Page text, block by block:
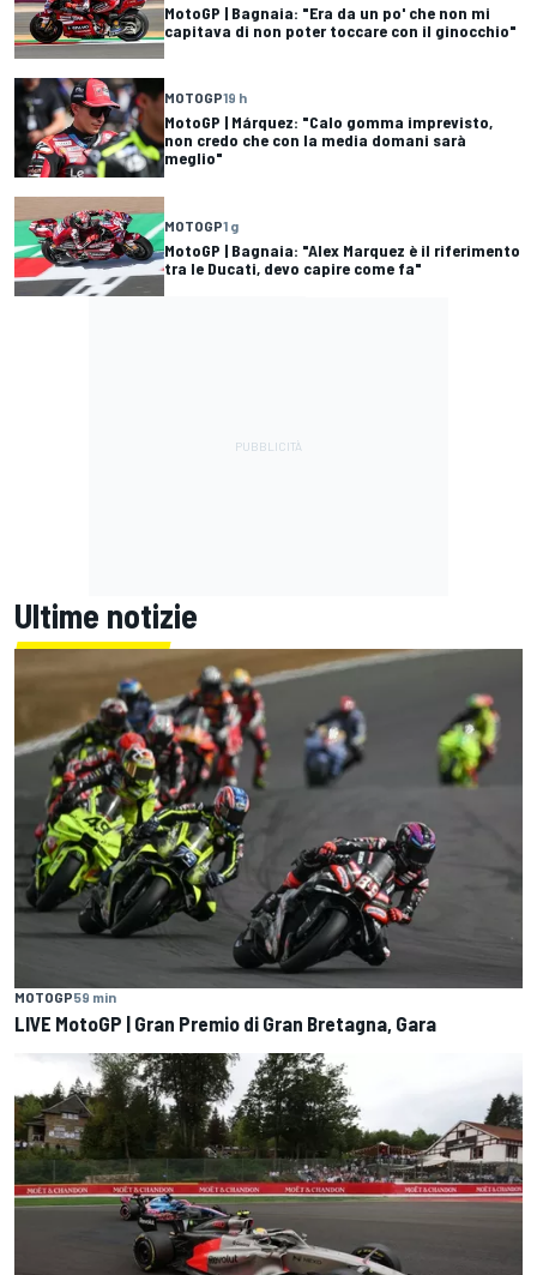
MotoGP | Bagnaia: "Era da un po' che non mi
capitava di non poter toccare con il ginocchio"
MOTOGP19 h
MotoGP | Márquez: "Calo gomma imprevisto,
non credo che con la media domani sarà
meglio"
MOTOGP1 g
MotoGP | Bagnaia: "Alex Marquez è il riferimento
tra le Ducati, devo capire come fa"
Ultime notizie
MOTOGP59 min
LIVE MotoGP | Gran Premio di Gran Bretagna, Gara